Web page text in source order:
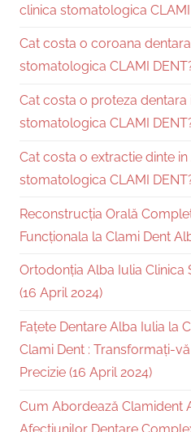
clinica stomatologica CLAMI
Cat costa o coroana
stomatologica CLAMI
Cat costa o proteza dentara
stomatologica CLAMI
Cat costa o extractie dinte
stomatologica CLAMI
Reconstrucția Orală
Funcționala la Clami Dent
Ortodonția Alba Iulia
(16 April 2024)
Fațete Dentare Alba Iulia la
Clami Dent : Transformați-
Precizie (16 April 2024)
Cum Abordează Clamident